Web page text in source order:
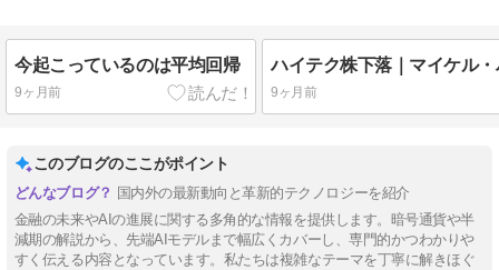
今起こっているのは平均回帰
9ヶ月前 9ヶ月前
このブログのここがポイント
国内外の最新動向と革新的テクノロジーを紹介
金融の未来やAIの進展に関する多角的な情報を提供します。暗号通貨や半
減期の解説から、先端AIモデルまで幅広くカバーし、専門的かつわかりや
すく伝える内容となっています。私たちは複雑なテーマを丁寧に解きほぐ